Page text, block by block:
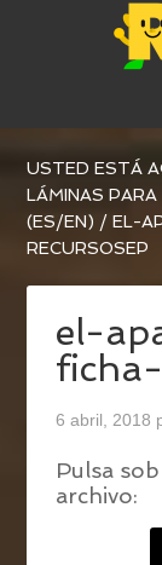
USTED ESTÁ
LÁMINAS
(ES/EN) / EL-
RECURSOSEP
el-
6 abril, 2018
Pulsa
archivo: